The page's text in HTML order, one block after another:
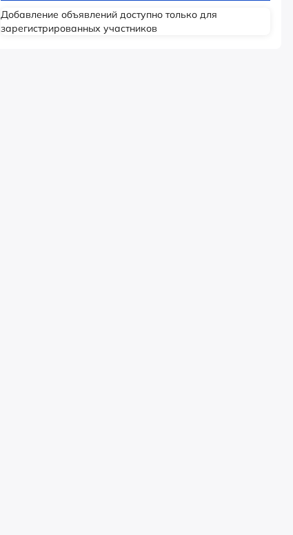
Добавление объявлений доступно только для
зарегистрированных участников